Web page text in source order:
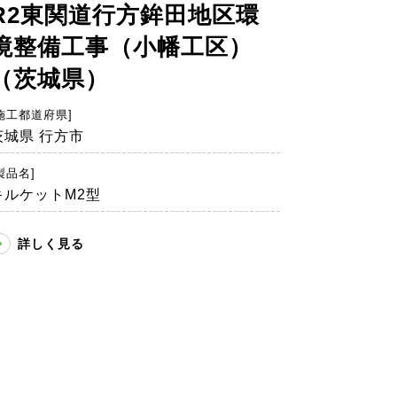
東関道行方鉾田地区環
整備工事（小幡工区）
茨城県）
工都道府県]
城県 行方市
品名]
ルケットM2型
詳しく見る